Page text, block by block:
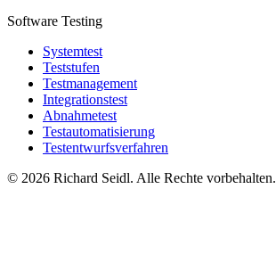
Software Testing
Systemtest
Teststufen
Testmanagement
Integrationstest
Abnahmetest
Testautomatisierung
Testentwurfsverfahren
© 2026 Richard Seidl. Alle Rechte vorbehalten.